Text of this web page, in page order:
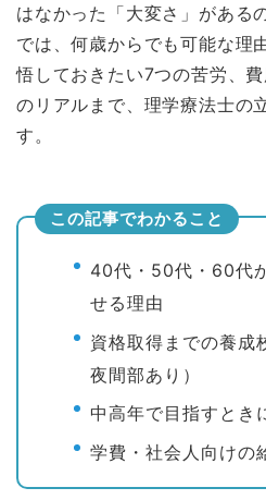
はなかった「大変さ」がある
では、何歳からでも可能な理
悟しておきたい7つの苦労、
のリアルまで、理学療法士の
す。
この記事でわかること
40代・50代・60代
せる理由
資格取得までの養成
夜間部あり）
中高年で目指すとき
学費・社会人向けの